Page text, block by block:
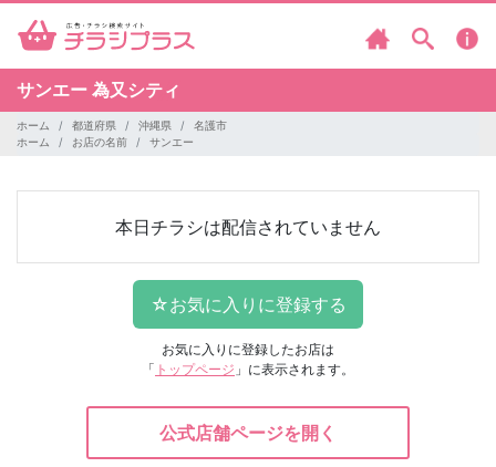
サンエー 為又シティ
ホーム 都道府県 沖縄県
名護市
ホーム
お店の名前 サンエー
本日チラシは配信されていません
お気に入りに登録したお店は
「 トップページ 」に表示されます。
公式店舗ページを開く